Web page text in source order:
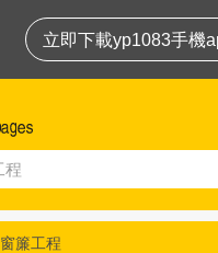
立即下載yp1083手機
窗簾工程